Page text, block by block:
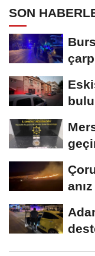
SON